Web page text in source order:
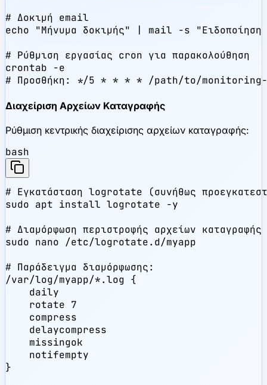
# Δοκιμή email
echo "Μήνυμα δοκιμής" | mail -s "Ειδοποίηση
# Ρύθμιση εργασίας cron για παρακολούθηση
crontab -e
# Προσθήκη: */5 * * * * /path/to/
Διαχείριση Αρχείων Καταγραφής
Ρύθμιση κεντρικής διαχείρισης αρχείων καταγραφής:
bash
# Εγκατάσταση logrotate (συνήθως
sudo apt install logrotate -y
# Διαμόρφωση περιστροφής αρχείων καταγραφής
sudo nano /etc/logrotate.d/myapp
# Παράδειγμα διαμόρφωσης:
/var/log/myapp/*.log {
    daily
    rotate 7
    compress
    delaycompress
    missingok
    notifempty
}